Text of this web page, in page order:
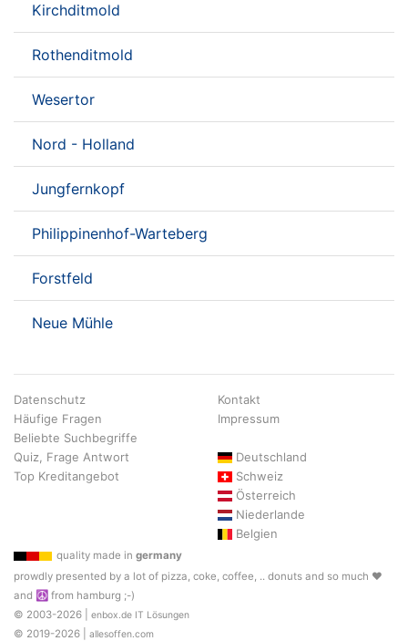
Kirchditmold
Rothenditmold
Wesertor
Nord - Holland
Jungfernkopf
Philippinenhof-Warteberg
Forstfeld
Neue Mühle
Datenschutz
Häufige Fragen
Beliebte Suchbegriffe
Quiz, Frage Antwort
Top Kreditangebot
Kontakt
Impressum
Deutschland
Schweiz
Österreich
Niederlande
Belgien
quality made in germany
prowdly presented by a lot of pizza, coke, coffee, .. donuts and so much ♥
and ☮ from hamburg ;-)
© 2003-2026 | enbox.de IT Lösungen
© 2019-2026 | allesoffen.com